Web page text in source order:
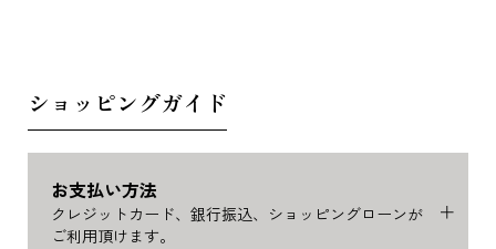
ショッピングガイド
お支払い方法
クレジットカード、銀行振込、ショッピングローンが
ご利用頂けます。